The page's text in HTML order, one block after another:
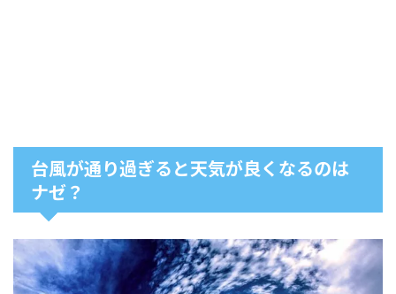
台風が通り過ぎると天気が良くなるのは
ナゼ？